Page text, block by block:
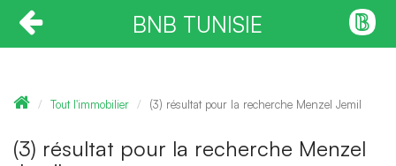
BNB TUNISIE
Tout l'immobilier (3) résultat pour la recherche Menzel Jemil
(3) résultat pour la recherche Menzel